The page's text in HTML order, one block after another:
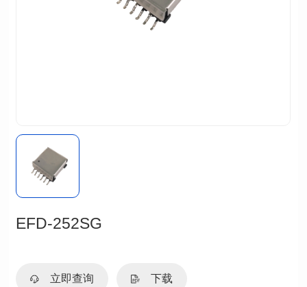
EFD-252SG
立即查询 下载